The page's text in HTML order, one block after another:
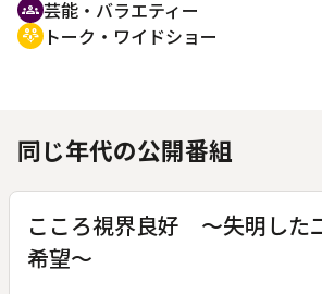
groups 芸能・バラエティー
adaptive_audio_mic トーク・ワイドショー
同じ年代の公開番組
こころ視界良好 ～失明した
希望～